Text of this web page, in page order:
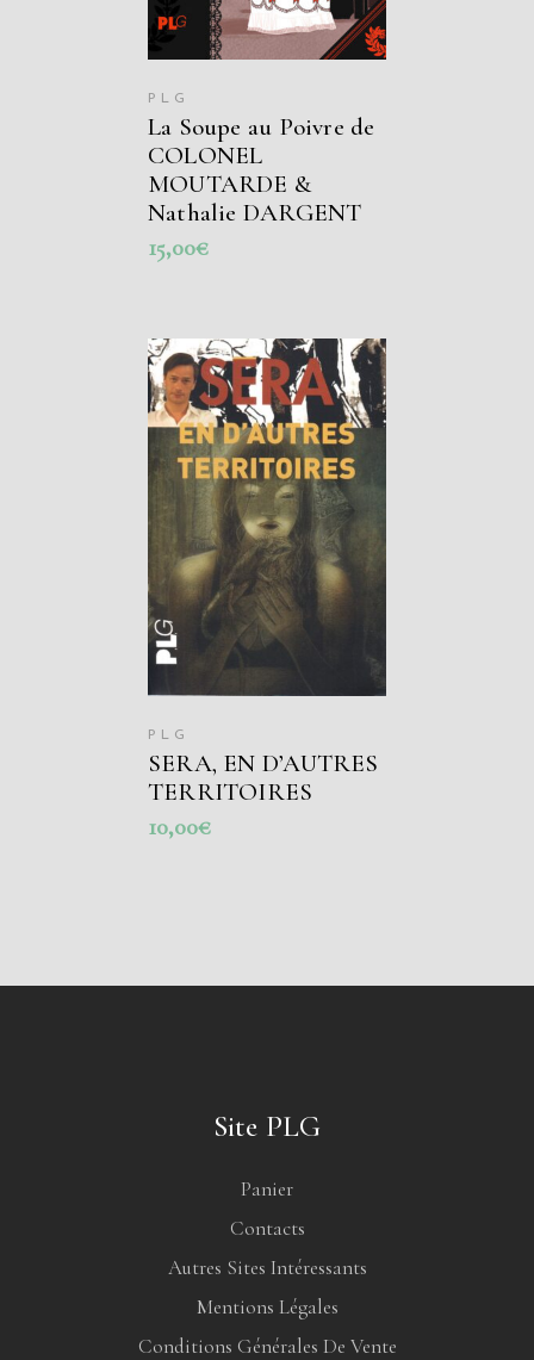
PLG
La Soupe au Poivre de
COLONEL
MOUTARDE &
Nathalie DARGENT
15,00€
AJOUTER AU
PANIER
PLG
SERA, EN D’AUTRES
TERRITOIRES
10,00€
Site PLG
Panier
Contacts
Autres Sites Intéressants
Mentions Légales
Conditions Générales De Vente